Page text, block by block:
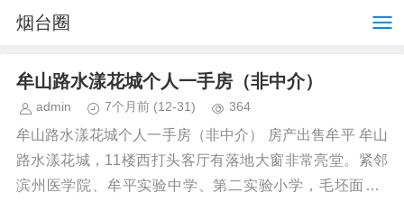
烟台圈
牟山路水漾花城个人一手房（非中介）
admin 7个月前 (12-31) 364
牟山路水漾花城个人一手房（非中介） 房产出售牟平 牟山
路水漾花城，11楼西打头客厅有落地大窗非常亮堂。紧邻
滨州医学院、牟平实验中学、第二实验小学，毛坯面积8